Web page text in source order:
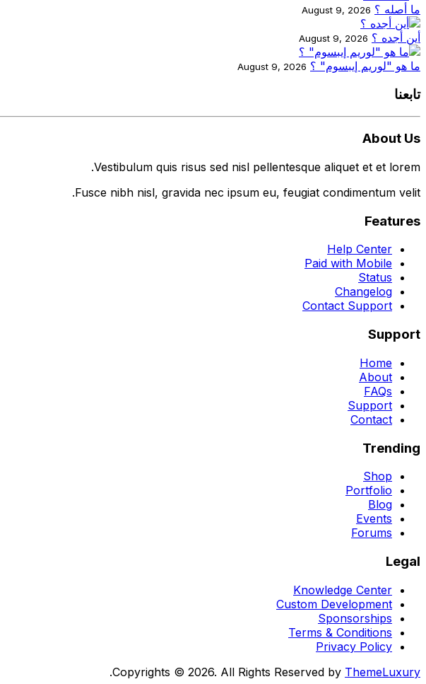
ما أصله ؟ August 9, 2026
أين أجده ؟ August 9, 2026
ما هو "لوريم إيبسوم" ؟ August 9, 2026
تابعنا
About Us
Vestibulum quis risus sed nisl pellentesque aliquet et et lorem.
Fusce nibh nisl, gravida nec ipsum eu, feugiat condimentum velit.
Features
Help Center
Paid with Mobile
Status
Changelog
Contact Support
Support
Home
About
FAQs
Support
Contact
Trending
Shop
Portfolio
Blog
Events
Forums
Legal
Knowledge Center
Custom Development
Sponsorships
Terms & Conditions
Privacy Policy
Copyrights © 2026. All Rights Reserved by ThemeLuxury
.